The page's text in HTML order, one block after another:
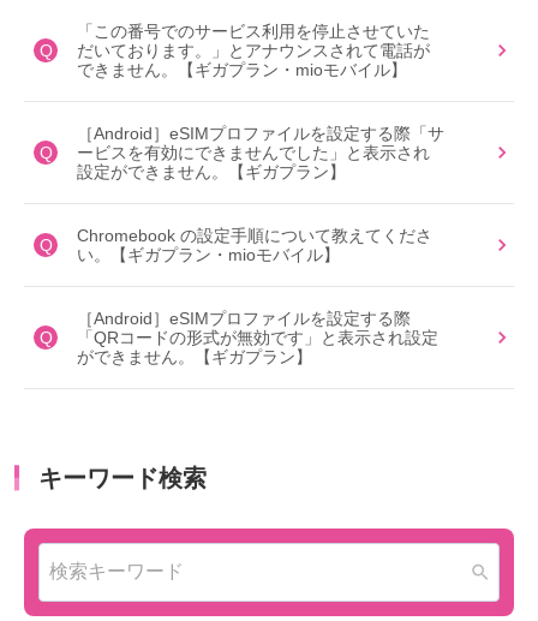
Q
「この番号でのサービス利用を停止させていた
だいております。」とアナウンスされて電話が
できません。【ギガプラン・mioモバイル】
Q
［Android］eSIMプロファイルを設定する際「サ
ービスを有効にできませんでした」と表示され
設定ができません。【ギガプラン】
Q
Chromebook の設定手順について教えてくださ
い。【ギガプラン・mioモバイル】
Q
［Android］eSIMプロファイルを設定する際
「QRコードの形式が無効です」と表示され設定
ができません。【ギガプラン】